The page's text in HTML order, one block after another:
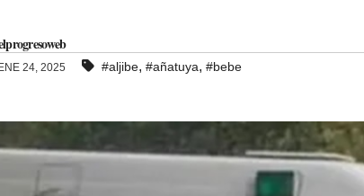
24, 2025 #aljibe, #añatuya, #bebe